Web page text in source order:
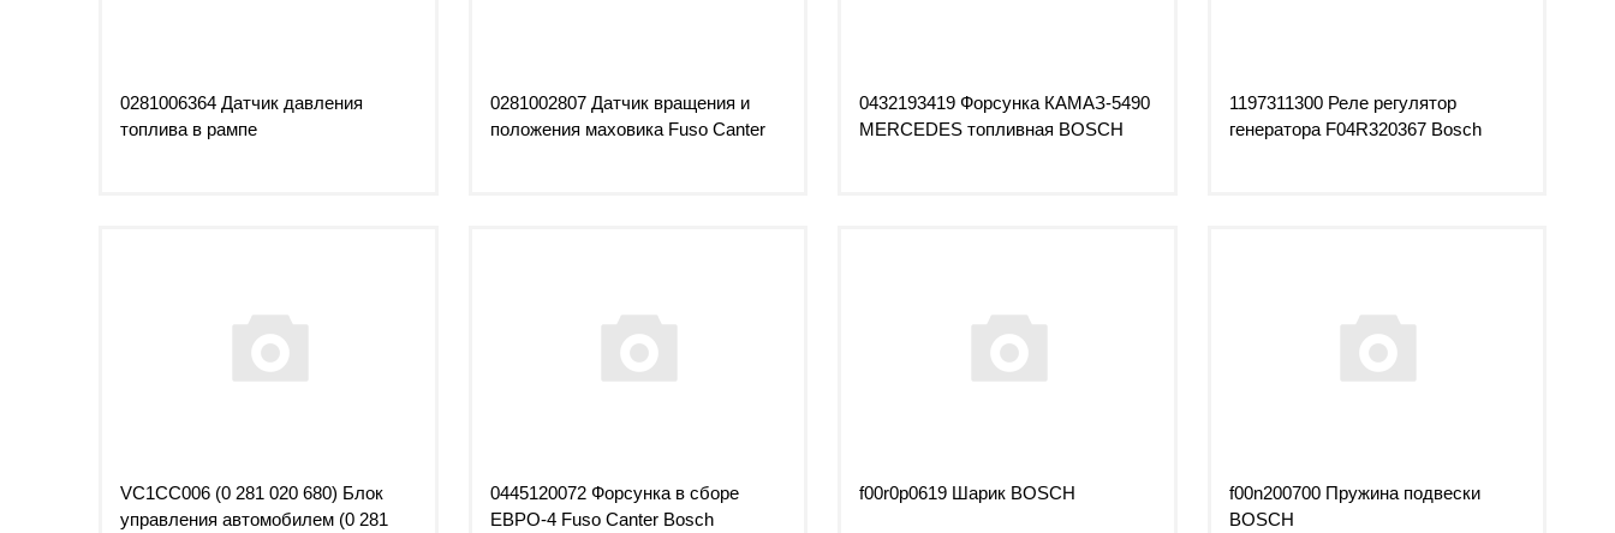
0281006364 Датчик давления
топлива в рампе
0281002807 Датчик вращения и
положения маховика Fuso Canter
0432193419 Форсунка КАМАЗ-5490
MERCEDES топливная BOSCH
1197311300 Реле регулятор
генератора F04R320367 Bosch
VC1CC006 (0 281 020 680) Блок
управления автомобилем (0 281
0445120072 Форсунка в сборе
ЕВРО-4 Fuso Canter Bosch
f00r0p0619 Шарик BOSCH
f00n200700 Пружина подвески
BOSCH